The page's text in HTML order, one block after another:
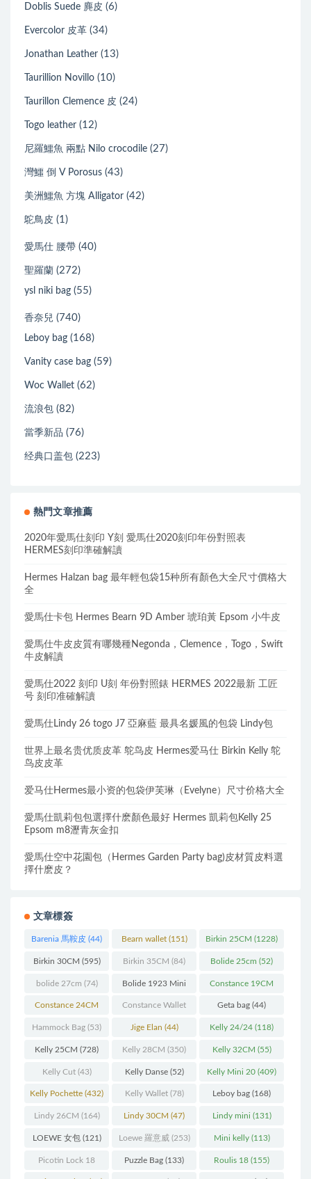
Doblis Suede 麂皮 (6)
Evercolor 皮革 (34)
Jonathan Leather (13)
Taurillion Novillo (10)
Taurillon Clemence 皮 (24)
Togo leather (12)
尼羅鱷魚 兩點 Nilo crocodile (27)
灣鱷 倒 V Porosus (43)
美洲鱷魚 方塊 Alligator (42)
鴕鳥皮 (1)
愛馬仕 腰帶 (40)
聖羅蘭 (272)
ysl niki bag (55)
香奈兒 (740)
Leboy bag (168)
Vanity case bag (59)
Woc Wallet (62)
流浪包 (82)
當季新品 (76)
经典口盖包 (223)
熱門文章推薦
2020年愛馬仕刻印 Y刻 愛馬仕2020刻印年份對照表
HERMES刻印準確解讀
Hermes Halzan bag 最年輕包袋15种所有顏色大全尺寸價格大
全
愛馬仕卡包 Hermes Bearn 9D Amber 琥珀黃 Epsom 小牛皮
愛馬仕牛皮皮質有哪幾種Negonda，Clemence，Togo，Swift
牛皮解讀
愛馬仕2022 刻印 U刻 年份對照錶 HERMES 2022最新 工匠
号 刻印准確解讀
愛馬仕Lindy 26 togo J7 亞麻藍 最具名媛風的包袋 Lindy包
世界上最名贵优质皮革 鸵鸟皮 Hermes爱马仕 Birkin Kelly 鸵
鸟皮皮革
爱马仕Hermes最小资的包袋伊芙琳（Evelyne）尺寸价格大全
愛馬仕凱莉包包選擇什麽顏色最好 Hermes 凱莉包Kelly 25
Epsom m8瀝青灰金扣
愛馬仕空中花園包（Hermes Garden Party bag)皮材質皮料選
擇什麽皮？
文章標簽
Barenia 馬鞍皮 (44) Bearn wallet(151) Birkin 25CM (1228)
Birkin 30CM (595) Birkin 35CM (84) Bolide 25cm (52)
bolide 27cm (74) Bolide 1923 Mini
(93)
Constance 19CM
(571)
Constance 24CM
(216)
Constance Wallet
(60)
Geta bag (44)
Hammock Bag (53) Jige Elan (44) Kelly 24/24 (118)
Kelly 25CM (728) Kelly 28CM (350) Kelly 32CM (55)
Kelly Cut(43) Kelly Danse(52) Kelly Mini 20 (409)
Kelly Pochette (432) Kelly Wallet(78) Leboy bag (168)
Lindy 26CM (164) Lindy 30CM (47) Lindy mini (131)
LOEWE 女包(121) Loewe 羅意威(253) Mini kelly(113)
Picotin Lock 18 Puzzle Bag (133) Roulis 18 (155)